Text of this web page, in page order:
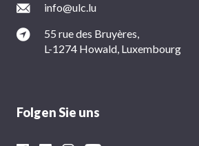
info@ulc.lu
55 rue des Bruyères,
L-1274 Howald, Luxembourg
Folgen Sie uns